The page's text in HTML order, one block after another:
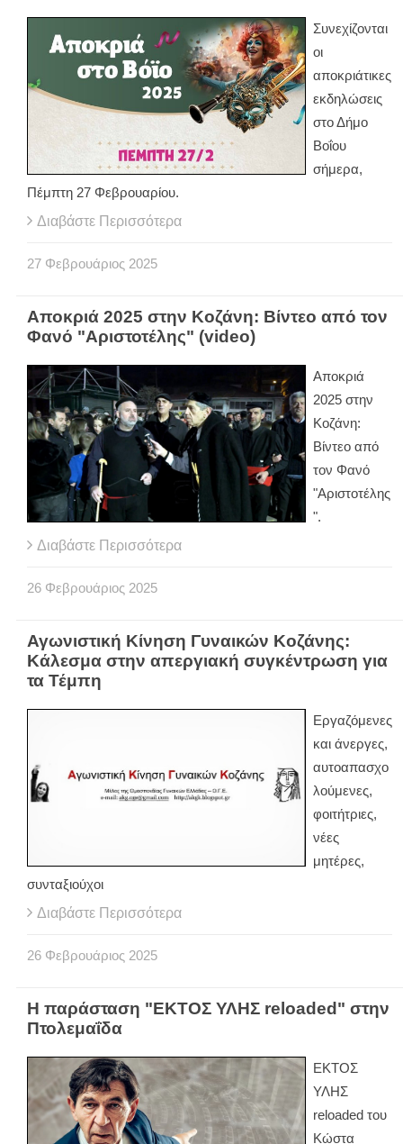
Συνεχίζονται
οι
αποκριάτικες
εκδηλώσεις
στο Δήμο
Βοΐου
σήμερα,
Πέμπτη 27 Φεβρουαρίου.
Διαβάστε Περισσότερα
27 Φεβρουάριος 2025
Αποκριά 2025 στην Κοζάνη: Βίντεο από τον
Φανό "Αριστοτέλης" (video)
Αποκριά
2025 στην
Κοζάνη:
Βίντεο από
τον Φανό
"Αριστοτέλης
".
Διαβάστε Περισσότερα
26 Φεβρουάριος 2025
Αγωνιστική Κίνηση Γυναικών Κοζάνης:
Κάλεσμα στην απεργιακή συγκέντρωση για
τα Τέμπη
Εργαζόμενες
και άνεργες,
αυτοαπασχο
λούμενες,
φοιτήτριες,
νέες
μητέρες,
συνταξιούχοι
Διαβάστε Περισσότερα
26 Φεβρουάριος 2025
Η παράσταση "ΕΚΤΟΣ ΥΛΗΣ reloaded" στην
Πτολεμαΐδα
ΕΚΤΟΣ
ΥΛΗΣ
reloaded του
Κώστα